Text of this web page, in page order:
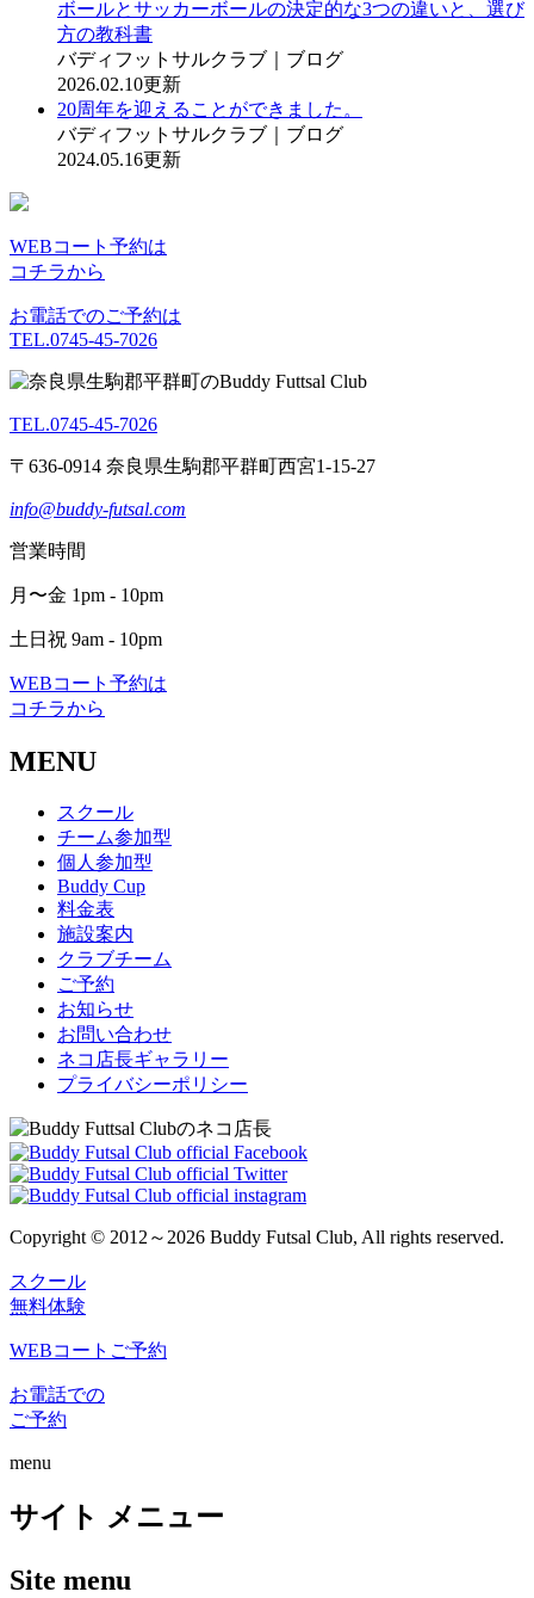
ボールとサッカーボールの決定的な3つの違いと、選び
方の教科書
バディフットサルクラブ｜ブログ
2026.02.10更新
20周年を迎えることができました。
バディフットサルクラブ｜ブログ
2024.05.16更新
WEBコート予約は
コチラから
お電話でのご予約は
TEL.0745-45-7026
TEL.0745-45-7026
〒636-0914 奈良県生駒郡平群町西宮1-15-27
info@buddy-futsal.com
営業時間
月〜金 1pm - 10pm
土日祝 9am - 10pm
WEBコート予約は
コチラから
MENU
スクール
チーム参加型
個人参加型
Buddy Cup
料金表
施設案内
クラブチーム
ご予約
お知らせ
お問い合わせ
ネコ店長ギャラリー
プライバシーポリシー
Copyright © 2012～2026 Buddy Futsal Club, All rights reserved.
スクール
無料体験
WEBコートご予約
お電話での
ご予約
menu
サイト メニュー
Site menu